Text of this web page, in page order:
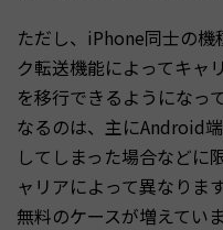
ただし、iPhone同士の
ク転送機能によってキャ
を移行できるようになっ
なるのは、主にAndroid
してしまった場合などに
ャリアによって異なりま
無料のケースが増えてい